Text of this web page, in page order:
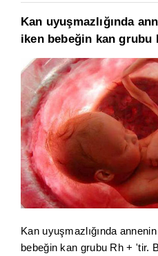
Kan uyuşmazlığında
iken bebeğin kan grubu
Kan uyuşmazlığında
bebeğin kan grubu Rh + 'tir.